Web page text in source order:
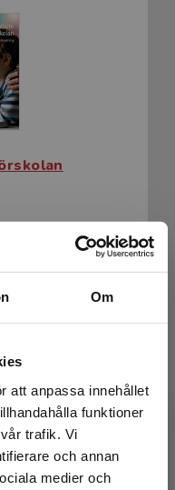
Om
att anpassa innehållet
funktioner
trafik. Vi
och annan
medier och
handledning